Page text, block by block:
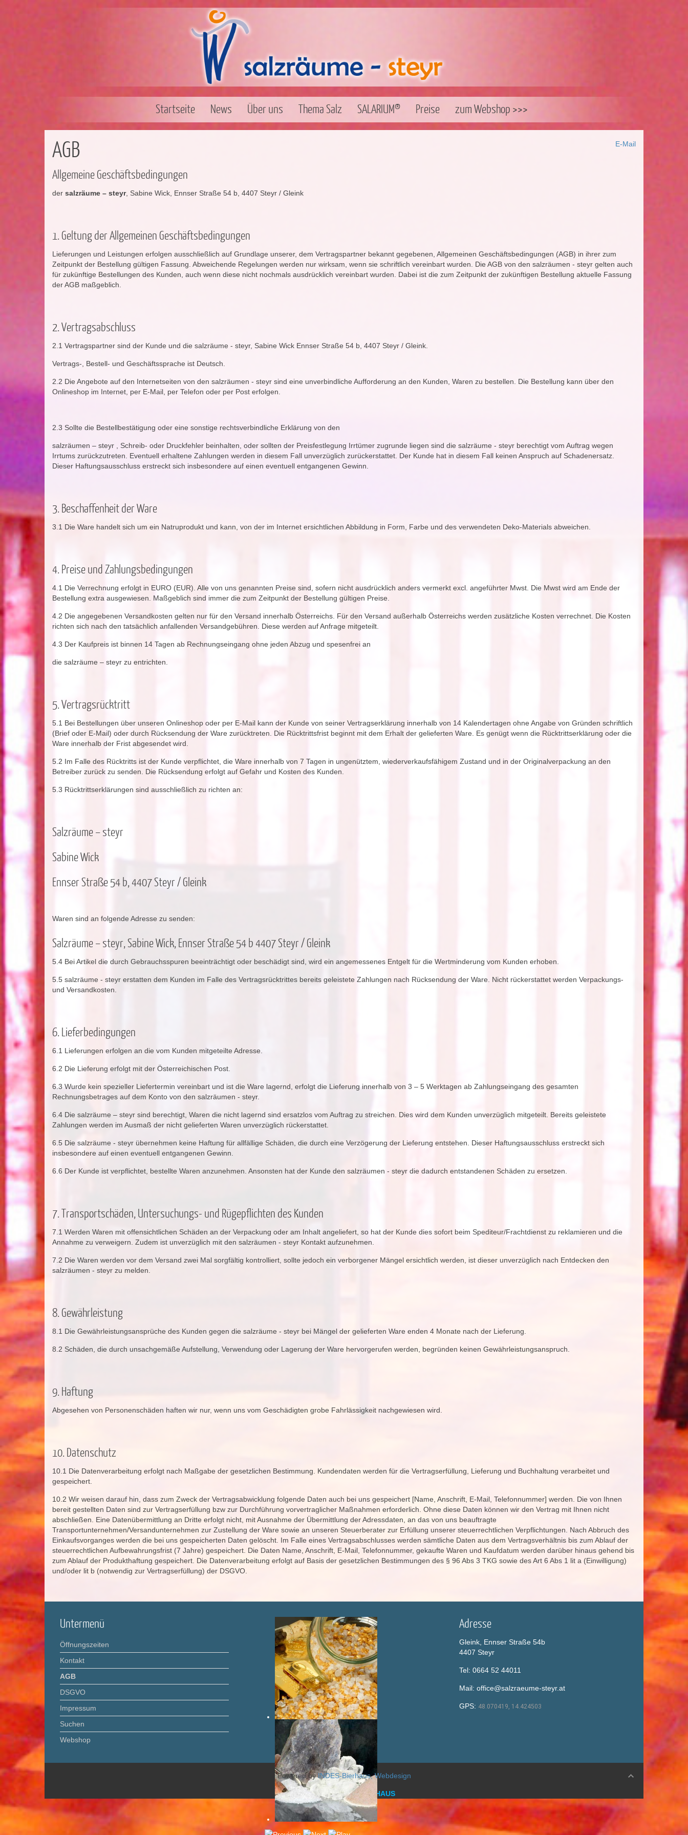
Startseite News Über uns Thema Salz SALARIUM® Preise zum Webshop >>>
E-Mail
AGB
Allgemeine Geschäftsbedingungen
der salzräume – steyr, Sabine Wick, Ennser Straße 54 b, 4407 Steyr / Gleink
1. Geltung der Allgemeinen Geschäftsbedingungen
Lieferungen und Leistungen erfolgen ausschließlich auf Grundlage unserer, dem Vertragspartner bekannt gegebenen, Allgemeinen Geschäftsbedingungen (AGB) in ihrer zum
Zeitpunkt der Bestellung gültigen Fassung. Abweichende Regelungen werden nur wirksam, wenn sie schriftlich vereinbart wurden. Die AGB von den salzräumen - steyr gelten auch
für zukünftige Bestellungen des Kunden, auch wenn diese nicht nochmals ausdrücklich vereinbart wurden. Dabei ist die zum Zeitpunkt der zukünftigen Bestellung aktuelle Fassung
der AGB maßgeblich.
2. Vertragsabschluss
2.1 Vertragspartner sind der Kunde und die salzräume - steyr, Sabine Wick Ennser Straße 54 b, 4407 Steyr / Gleink.
Vertrags-, Bestell- und Geschäftssprache ist Deutsch.
2.2 Die Angebote auf den Internetseiten von den salzräumen - steyr sind eine unverbindliche Aufforderung an den Kunden, Waren zu bestellen. Die Bestellung kann über den
Onlineshop im Internet, per E-Mail, per Telefon oder per Post erfolgen.
2.3 Sollte die Bestellbestätigung oder eine sonstige rechtsverbindliche Erklärung von den
salzräumen – steyr , Schreib- oder Druckfehler beinhalten, oder sollten der Preisfestlegung Irrtümer zugrunde liegen sind die salzräume - steyr berechtigt vom Auftrag wegen
Irrtums zurückzutreten. Eventuell erhaltene Zahlungen werden in diesem Fall unverzüglich zurückerstattet. Der Kunde hat in diesem Fall keinen Anspruch auf Schadenersatz.
Dieser Haftungsausschluss erstreckt sich insbesondere auf einen eventuell entgangenen Gewinn.
3. Beschaffenheit der Ware
3.1 Die Ware handelt sich um ein Natruprodukt und kann, von der im Internet ersichtlichen Abbildung in Form, Farbe und des verwendeten Deko-Materials abweichen.
4. Preise und Zahlungsbedingungen
4.1 Die Verrechnung erfolgt in EURO (EUR). Alle von uns genannten Preise sind, sofern nicht ausdrücklich anders vermerkt excl. angeführter Mwst. Die Mwst wird am Ende der
Bestellung extra ausgewiesen. Maßgeblich sind immer die zum Zeitpunkt der Bestellung gültigen Preise.
4.2 Die angegebenen Versandkosten gelten nur für den Versand innerhalb Österreichs. Für den Versand außerhalb Österreichs werden zusätzliche Kosten verrechnet. Die Kosten
richten sich nach den tatsächlich anfallenden Versandgebühren. Diese werden auf Anfrage mitgeteilt.
4.3 Der Kaufpreis ist binnen 14 Tagen ab Rechnungseingang ohne jeden Abzug und spesenfrei an
die salzräume – steyr zu entrichten.
5. Vertragsrücktritt
5.1 Bei Bestellungen über unseren Onlineshop oder per E-Mail kann der Kunde von seiner Vertragserklärung innerhalb von 14 Kalendertagen ohne Angabe von Gründen schriftlich
(Brief oder E-Mail) oder durch Rücksendung der Ware zurücktreten. Die Rücktrittsfrist beginnt mit dem Erhalt der gelieferten Ware. Es genügt wenn die Rücktrittserklärung oder die
Ware innerhalb der Frist abgesendet wird.
5.2 Im Falle des Rücktritts ist der Kunde verpflichtet, die Ware innerhalb von 7 Tagen in ungenütztem, wiederverkaufsfähigem Zustand und in der Originalverpackung an den
Betreiber zurück zu senden. Die Rücksendung erfolgt auf Gefahr und Kosten des Kunden.
5.3 Rücktrittserklärungen sind ausschließlich zu richten an:
Salzräume – steyr
Sabine Wick
Ennser Straße 54 b, 4407 Steyr / Gleink
Waren sind an folgende Adresse zu senden:
Salzräume – steyr, Sabine Wick, Ennser Straße 54 b 4407 Steyr / Gleink
5.4 Bei Artikel die durch Gebrauchsspuren beeinträchtigt oder beschädigt sind, wird ein angemessenes Entgelt für die Wertminderung vom Kunden erhoben.
5.5 salzräume - steyr erstatten dem Kunden im Falle des Vertragsrücktrittes bereits geleistete Zahlungen nach Rücksendung der Ware. Nicht rückerstattet werden Verpackungs-
und Versandkosten.
6. Lieferbedingungen
6.1 Lieferungen erfolgen an die vom Kunden mitgeteilte Adresse.
6.2 Die Lieferung erfolgt mit der Österreichischen Post.
6.3 Wurde kein spezieller Liefertermin vereinbart und ist die Ware lagernd, erfolgt die Lieferung innerhalb von 3 – 5 Werktagen ab Zahlungseingang des gesamten
Rechnungsbetrages auf dem Konto von den salzräumen - steyr.
6.4 Die salzräume – steyr sind berechtigt, Waren die nicht lagernd sind ersatzlos vom Auftrag zu streichen. Dies wird dem Kunden unverzüglich mitgeteilt. Bereits geleistete
Zahlungen werden im Ausmaß der nicht gelieferten Waren unverzüglich rückerstattet.
6.5 Die salzräume - steyr übernehmen keine Haftung für allfällige Schäden, die durch eine Verzögerung der Lieferung entstehen. Dieser Haftungsausschluss erstreckt sich
insbesondere auf einen eventuell entgangenen Gewinn.
6.6 Der Kunde ist verpflichtet, bestellte Waren anzunehmen. Ansonsten hat der Kunde den salzräumen - steyr die dadurch entstandenen Schäden zu ersetzen.
7. Transportschäden, Untersuchungs- und Rügepflichten des Kunden
7.1 Werden Waren mit offensichtlichen Schäden an der Verpackung oder am Inhalt angeliefert, so hat der Kunde dies sofort beim Spediteur/Frachtdienst zu reklamieren und die
Annahme zu verweigern. Zudem ist unverzüglich mit den salzräumen - steyr Kontakt aufzunehmen.
7.2 Die Waren werden vor dem Versand zwei Mal sorgfältig kontrolliert, sollte jedoch ein verborgener Mängel ersichtlich werden, ist dieser unverzüglich nach Entdecken den
salzräumen - steyr zu melden.
8. Gewährleistung
8.1 Die Gewährleistungsansprüche des Kunden gegen die salzräume - steyr bei Mängel der gelieferten Ware enden 4 Monate nach der Lieferung.
8.2 Schäden, die durch unsachgemäße Aufstellung, Verwendung oder Lagerung der Ware hervorgerufen werden, begründen keinen Gewährleistungsanspruch.
9. Haftung
Abgesehen von Personenschäden haften wir nur, wenn uns vom Geschädigten grobe Fahrlässigkeit nachgewiesen wird.
10. Datenschutz
10.1 Die Datenverarbeitung erfolgt nach Maßgabe der gesetzlichen Bestimmung. Kundendaten werden für die Vertragserfüllung, Lieferung und Buchhaltung verarbeitet und
gespeichert.
10.2 Wir weisen darauf hin, dass zum Zweck der Vertragsabwicklung folgende Daten auch bei uns gespeichert [Name, Anschrift, E-Mail, Telefonnummer] werden. Die von Ihnen
bereit gestellten Daten sind zur Vertragserfüllung bzw zur Durchführung vorvertraglicher Maßnahmen erforderlich. Ohne diese Daten können wir den Vertrag mit Ihnen nicht
abschließen. Eine Datenübermittlung an Dritte erfolgt nicht, mit Ausnahme der Übermittlung der Adressdaten, an das von uns beauftragte
Transportunternehmen/Versandunternehmen zur Zustellung der Ware sowie an unseren Steuerberater zur Erfüllung unserer steuerrechtlichen Verpflichtungen. Nach Abbruch des
Einkaufsvorganges werden die bei uns gespeicherten Daten gelöscht. Im Falle eines Vertragsabschlusses werden sämtliche Daten aus dem Vertragsverhältnis bis zum Ablauf der
steuerrechtlichen Aufbewahrungsfrist (7 Jahre) gespeichert. Die Daten Name, Anschrift, E-Mail, Telefonnummer, gekaufte Waren und Kaufdatum werden darüber hinaus gehend bis
zum Ablauf der Produkthaftung gespeichert. Die Datenverarbeitung erfolgt auf Basis der gesetzlichen Bestimmungen des § 96 Abs 3 TKG sowie des Art 6 Abs 1 lit a (Einwilligung)
und/oder lit b (notwendig zur Vertragserfüllung) der DSGVO.
Untermenü
Öffnungszeiten
Kontakt
AGB
DSGVO
Impressum
Suchen
Webshop
Adresse
Gleink, Ennser Straße 54b
4407 Steyr
Tel: 0664 52 44011
Mail: office@salzraeume-steyr.at
GPS: 48.070419, 14.424503
Powered byINDES-Bierhaus, Webdesign
DESIGN BY Harald BIERHAUS